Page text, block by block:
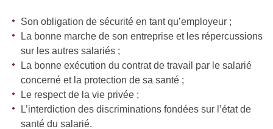
Son obligation de sécurité en tant qu’employeur ;
La bonne marche de son entreprise et les répercussions
sur les autres salariés ;
La bonne exécution du contrat de travail par le salarié
concerné et la protection de sa santé ;
Le respect de la vie privée ;
L’interdiction des discriminations fondées sur l’état de
santé du salarié.